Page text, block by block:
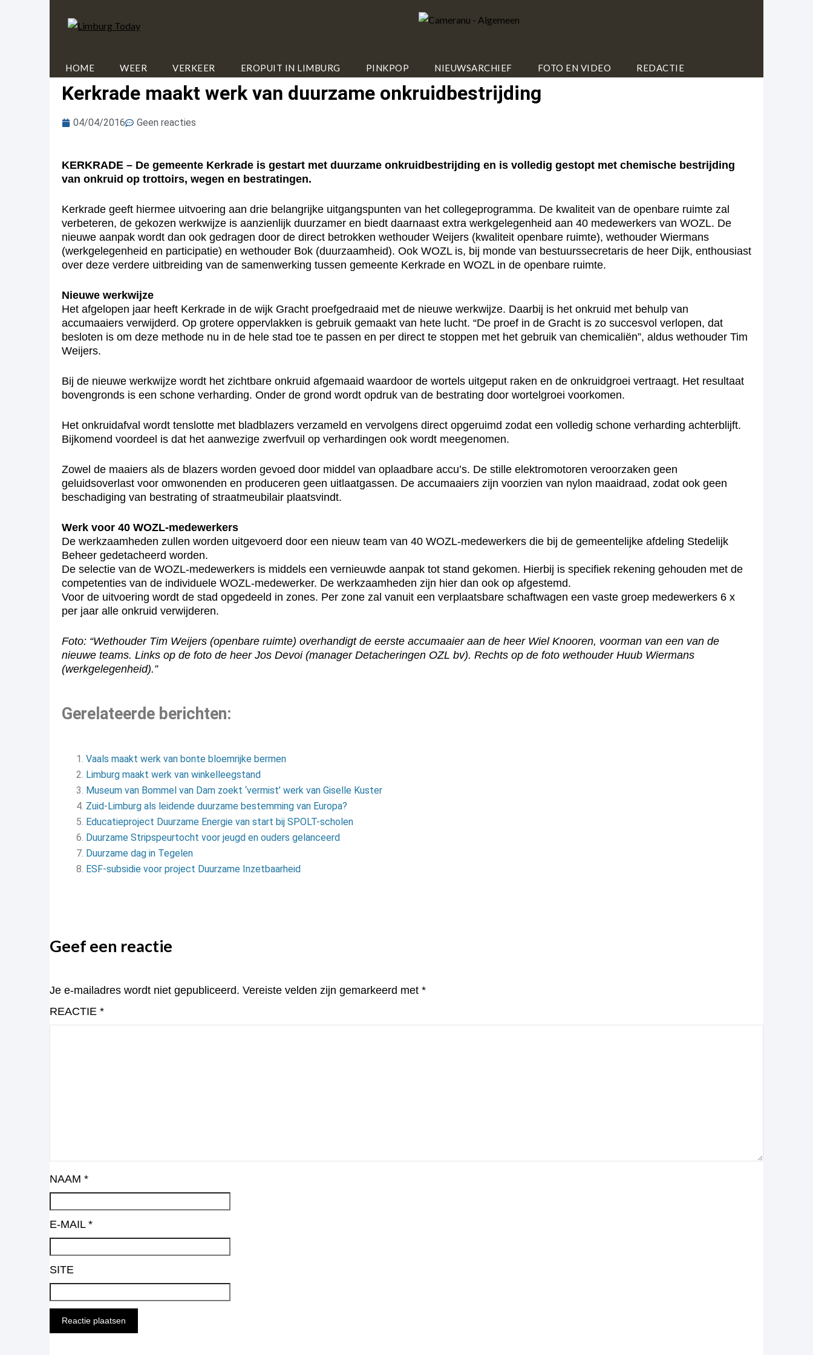
HOME WEER VERKEER EROPUIT IN LIMBURG PINKPOP NIEUWSARCHIEF FOTO EN VIDEO REDACTIE
Kerkrade maakt werk van duurzame onkruidbestrijding
04/04/2016 Geen reacties
KERKRADE – De gemeente Kerkrade is gestart met duurzame onkruidbestrijding en is volledig gestopt met chemische bestrijding
van onkruid op trottoirs, wegen en bestratingen.
Kerkrade geeft hiermee uitvoering aan drie belangrijke uitgangspunten van het collegeprogramma. De kwaliteit van de openbare ruimte zal
verbeteren, de gekozen werkwijze is aanzienlijk duurzamer en biedt daarnaast extra werkgelegenheid aan 40 medewerkers van WOZL. De
nieuwe aanpak wordt dan ook gedragen door de direct betrokken wethouder Weijers (kwaliteit openbare ruimte), wethouder Wiermans
(werkgelegenheid en participatie) en wethouder Bok (duurzaamheid). Ook WOZL is, bij monde van bestuurssecretaris de heer Dijk, enthousiast
over deze verdere uitbreiding van de samenwerking tussen gemeente Kerkrade en WOZL in de openbare ruimte.
Nieuwe werkwijze
Het afgelopen jaar heeft Kerkrade in de wijk Gracht proefgedraaid met de nieuwe werkwijze. Daarbij is het onkruid met behulp van
accumaaiers verwijderd. Op grotere oppervlakken is gebruik gemaakt van hete lucht. “De proef in de Gracht is zo succesvol verlopen, dat
besloten is om deze methode nu in de hele stad toe te passen en per direct te stoppen met het gebruik van chemicaliën”, aldus wethouder Tim
Weijers.
Bij de nieuwe werkwijze wordt het zichtbare onkruid afgemaaid waardoor de wortels uitgeput raken en de onkruidgroei vertraagt. Het resultaat
bovengronds is een schone verharding. Onder de grond wordt opdruk van de bestrating door wortelgroei voorkomen.
Het onkruidafval wordt tenslotte met bladblazers verzameld en vervolgens direct opgeruimd zodat een volledig schone verharding achterblijft.
Bijkomend voordeel is dat het aanwezige zwerfvuil op verhardingen ook wordt meegenomen.
Zowel de maaiers als de blazers worden gevoed door middel van oplaadbare accu’s. De stille elektromotoren veroorzaken geen
geluidsoverlast voor omwonenden en produceren geen uitlaatgassen. De accumaaiers zijn voorzien van nylon maaidraad, zodat ook geen
beschadiging van bestrating of straatmeubilair plaatsvindt.
Werk voor 40 WOZL-medewerkers
De werkzaamheden zullen worden uitgevoerd door een nieuw team van 40 WOZL-medewerkers die bij de gemeentelijke afdeling Stedelijk
Beheer gedetacheerd worden.
De selectie van de WOZL-medewerkers is middels een vernieuwde aanpak tot stand gekomen. Hierbij is specifiek rekening gehouden met de
competenties van de individuele WOZL-medewerker. De werkzaamheden zijn hier dan ook op afgestemd.
Voor de uitvoering wordt de stad opgedeeld in zones. Per zone zal vanuit een verplaatsbare schaftwagen een vaste groep medewerkers 6 x
per jaar alle onkruid verwijderen.
Foto: “Wethouder Tim Weijers (openbare ruimte) overhandigt de eerste accumaaier aan de heer Wiel Knooren, voorman van een van de
nieuwe teams. Links op de foto de heer Jos Devoi (manager Detacheringen OZL bv). Rechts op de foto wethouder Huub Wiermans
(werkgelegenheid).”
Gerelateerde berichten:
Vaals maakt werk van bonte bloemrijke bermen
Limburg maakt werk van winkelleegstand
Museum van Bommel van Dam zoekt ‘vermist’ werk van Giselle Kuster
Zuid-Limburg als leidende duurzame bestemming van Europa?
Educatieproject Duurzame Energie van start bij SPOLT-scholen
Duurzame Stripspeurtocht voor jeugd en ouders gelanceerd
Duurzame dag in Tegelen
ESF-subsidie voor project Duurzame Inzetbaarheid
Geef een reactie
Je e-mailadres wordt niet gepubliceerd. Vereiste velden zijn gemarkeerd met *
REACTIE *
NAAM *
E-MAIL *
SITE